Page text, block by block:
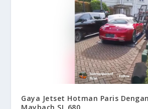
Gaya Jetset Hotman Paris